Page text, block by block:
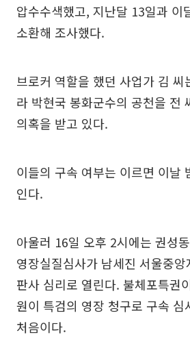
압수수색했고, 지난달 13일과 이
소환해 조사했다.
브로커 역할을 했던 사업가 김 씨
라 박현국 봉화군수의 공천을 전
의혹을 받고 있다.
이들의 구속 여부는 이르면 이날
인다.
아울러 16일 오후 2시에는 권성
영장실질심사가 남세진 서울중
판사 심리로 열린다. 불체포특권
원이 특검의 영장 청구로 구속 심
처음이다.